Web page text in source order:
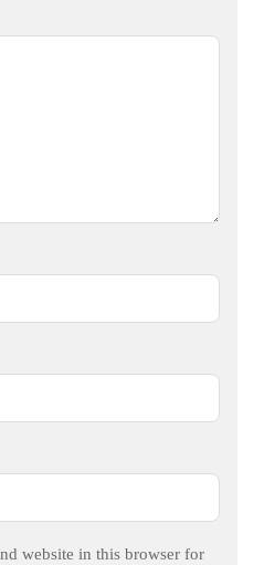
website in this browser for